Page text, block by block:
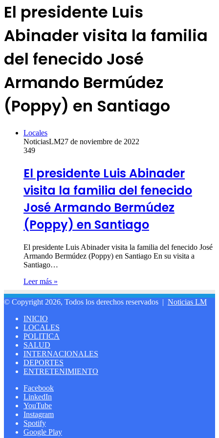
El presidente Luis
Abinader visita la familia
del fenecido José
Armando Bermúdez
(Poppy) en Santiago
Locales
NoticiasLM27 de noviembre de 2022
349
El presidente Luis Abinader
visita la familia del fenecido
José Armando Bermúdez
(Poppy) en Santiago
El presidente Luis Abinader visita la familia del fenecido José
Armando Bermúdez (Poppy) en Santiago En su visita a
Santiago…
Leer más »
© Copyright 2026, Todos los derechos reservados | Noticias LM
INICIO
LOCALES
POLITICA
SALUD
INTERNACIONALES
DEPORTES
ENTRETENIMIENTO
Facebook
LinkedIn
YouTube
Instagram
Spotify
Google Play